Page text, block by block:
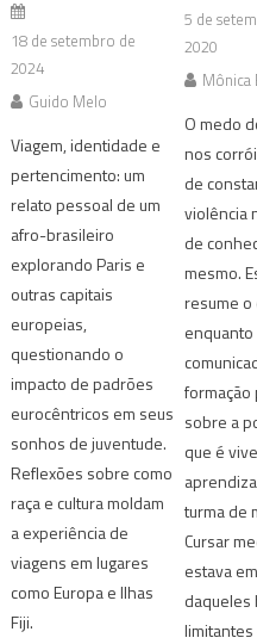
18 de setembro de
2024
Guido Melo
Viagem, identidade e
pertencimento: um
relato pessoal de um
afro-brasileiro
explorando Paris e
outras capitais
europeias,
questionando o
impacto de padrões
eurocêntricos em seus
sonhos de juventude.
Reflexões sobre como
raça e cultura moldam
a experiência de
viagens em lugares
como Europa e Ilhas
Fiji.
5 de
2020
Mônica
O medo
nos
de
violência
de
mesmo.
resume o
enquanto
formação
sobre a
que é
turma de
Cursar
estava